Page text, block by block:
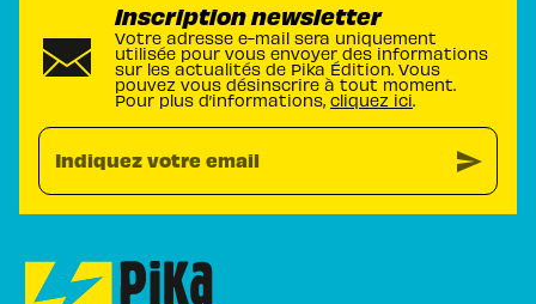
Inscription newsletter
Votre adresse e-mail sera uniquement
utilisée pour vous envoyer des informations
sur les actualités de Pika Édition. Vous
pouvez vous désinscrire à tout moment.
Pour plus d’informations, cliquez ici.
Indiquez votre email send